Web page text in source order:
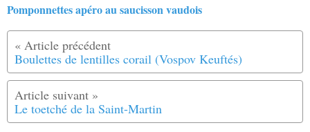
Pomponnettes apéro au saucisson vaudois
Boulettes de lentilles corail (Vospov Keuftés)
Le toetché de la Saint-Martin